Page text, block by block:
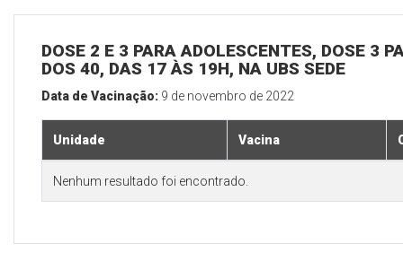
DOSE 2 E 3 PARA ADOLESCENTES, DOSE 3
DOS 40, DAS 17 ÀS 19H, NA UBS SEDE
Data de Vacinação: 9 de novembro de 2022
Unidade Vacina
Nenhum resultado foi encontrado.